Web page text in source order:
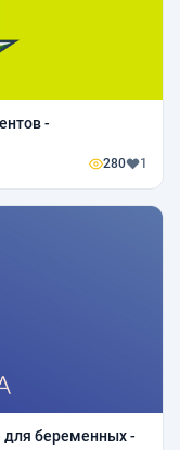
-
280 1
для беременных -